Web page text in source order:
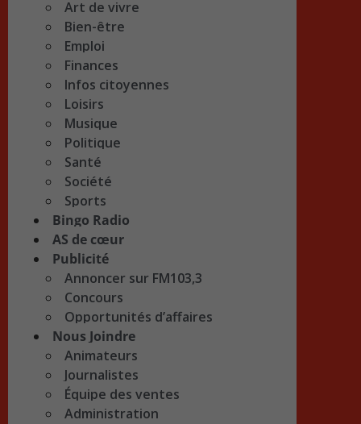
Art de vivre
Bien-être
Emploi
Finances
Infos citoyennes
Loisirs
Musique
Politique
Santé
Société
Sports
Bingo Radio
AS de cœur
Publicité
Annoncer sur FM103,3
Concours
Opportunités d’affaires
Nous Joindre
Animateurs
Journalistes
Équipe des ventes
Administration